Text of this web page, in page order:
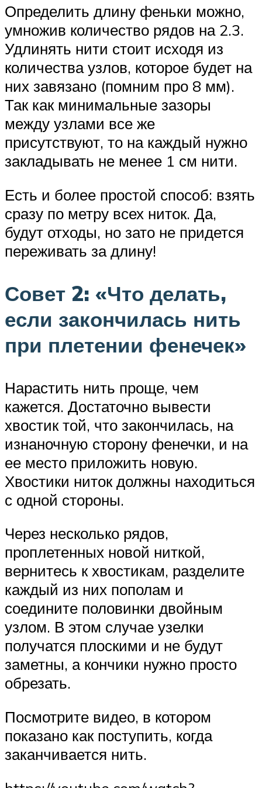
Определить длину феньки можно,
умножив количество рядов на 2.3.
Удлинять нити стоит исходя из
количества узлов, которое будет на
них завязано (помним про 8 мм).
Так как минимальные зазоры
между узлами все же
присутствуют, то на каждый нужно
закладывать не менее 1 см нити.
Есть и более простой способ: взять
сразу по метру всех ниток. Да,
будут отходы, но зато не придется
переживать за длину!
Совет 2: «Что делать,
если закончилась нить
при плетении фенечек»
Нарастить нить проще, чем
кажется. Достаточно вывести
хвостик той, что закончилась, на
изнаночную сторону фенечки, и на
ее место приложить новую.
Хвостики ниток должны находиться
с одной стороны.
Через несколько рядов,
проплетенных новой ниткой,
вернитесь к хвостикам, разделите
каждый из них пополам и
соедините половинки двойным
узлом. В этом случае узелки
получатся плоскими и не будут
заметны, а кончики нужно просто
обрезать.
Посмотрите видео, в котором
показано как поступить, когда
заканчивается нить.